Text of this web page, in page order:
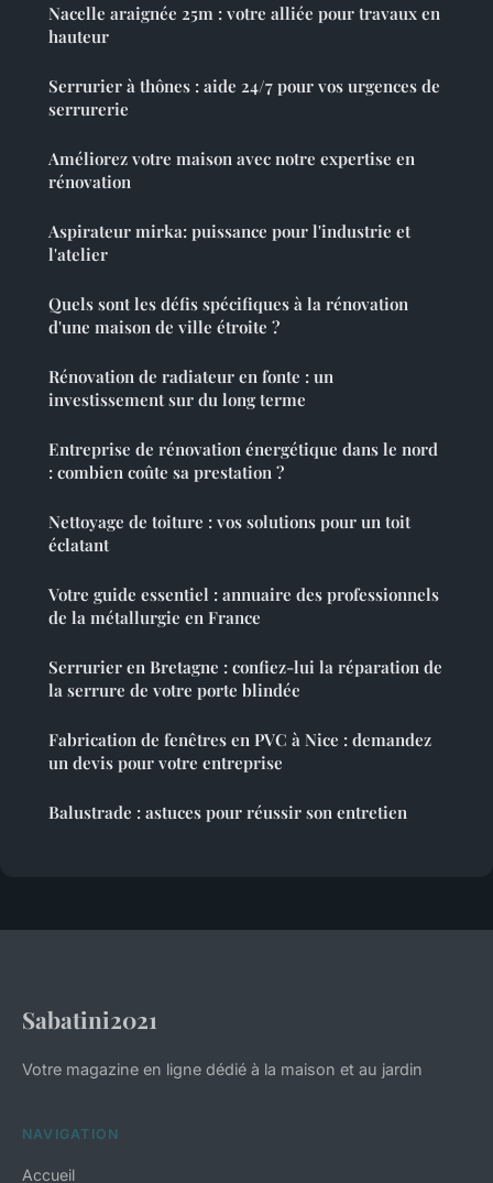
Nacelle araignée 25m : votre alliée pour travaux en
hauteur
Serrurier à thônes : aide 24/7 pour vos urgences de
serrurerie
Améliorez votre maison avec notre expertise en
rénovation
Aspirateur mirka: puissance pour l'industrie et
l'atelier
Quels sont les défis spécifiques à la rénovation
d'une maison de ville étroite ?
Rénovation de radiateur en fonte : un
investissement sur du long terme
Entreprise de rénovation énergétique dans le nord
: combien coûte sa prestation ?
Nettoyage de toiture : vos solutions pour un toit
éclatant
Votre guide essentiel : annuaire des professionnels
de la métallurgie en France
Serrurier en Bretagne : confiez-lui la réparation de
la serrure de votre porte blindée
Fabrication de fenêtres en PVC à Nice : demandez
un devis pour votre entreprise
Balustrade : astuces pour réussir son entretien
Sabatini2021
Votre magazine en ligne dédié à la maison et au jardin
NAVIGATION
Accueil